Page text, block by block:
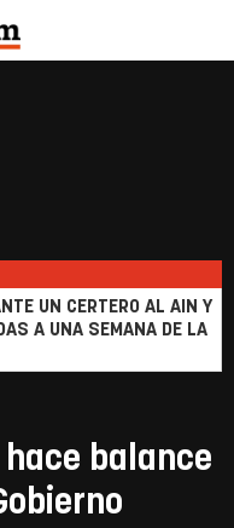
UN CERTERO AL AIN Y
A UNA SEMANA DE LA
hace balance